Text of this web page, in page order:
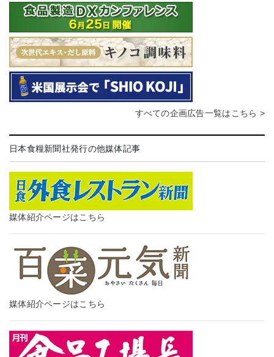
すべての企画広告一覧はこちら >
日本食糧新聞社発行の他媒体記事
媒体紹介ページはこちら
媒体紹介ページはこちら